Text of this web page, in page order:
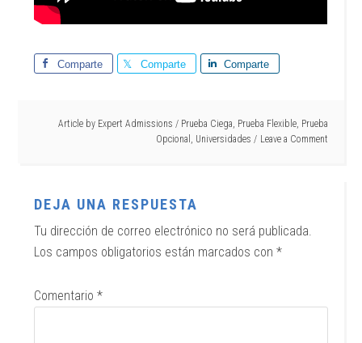
Comparte Comparte Comparte
Article by Expert Admissions / Prueba Ciega, Prueba Flexible, Prueba
Opcional , Universidades Leave a Comment
DEJA UNA RESPUESTA
Tu dirección de correo electrónico no será publicada.
Los campos obligatorios están marcados con*
Comentario*